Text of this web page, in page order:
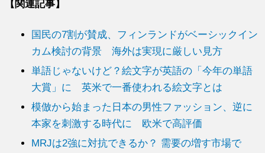
【関連記事】
国民の7割が賛成、フィンランドがベーシックイン
カム検討の背景 海外は実現に厳しい見方
単語じゃないけど？絵文字が英語の「今年の単語
大賞」に 英米で一番使われる絵文字とは
模倣から始まった日本の男性ファッション、逆に
本家を刺激する時代に 欧米で高評価
MRJは2強に対抗できるか？ 需要の増す市場で